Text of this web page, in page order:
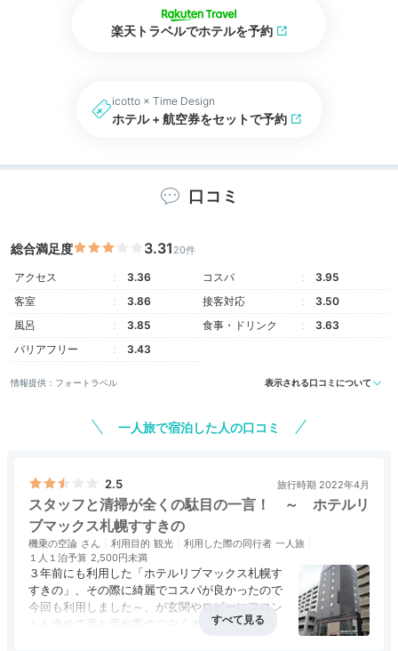
楽天トラベルでホテルを予約
icotto × Time Design
ホテル + 航空券をセットで予約
口コミ
総合満足度 3.31 20件
アクセス 3.36 コスパ
3.95
客室
3.86 接客対応
3.50
風呂
3.85 食事・ドリンク
3.63
バリアフリー
3.43
情報提供：フォートラベル 表示される口コミについて
一人旅で宿泊した人の口コミ
2.5 旅行時期 2022年4月
スタッフと清掃が全くの駄目の一言！ ～ ホテルリ
ブマックス札幌すすきの
機乗の空論 利用目的 観光 利用した際の同行者 一人旅
１人１泊予算 2,500円未満
３年前にも利用した「ホテルリブマックス札幌す
すきの」、その際に綺麗でコスパが良かったので
今回も利用しました～、が玄関やロビーにフロン
トも含めて落ち葉や客のごみくずに埃などで清掃